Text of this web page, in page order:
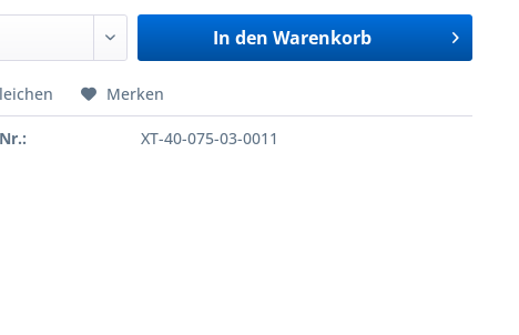
In den Warenkorb
Merken
XT-40-075-03-0011